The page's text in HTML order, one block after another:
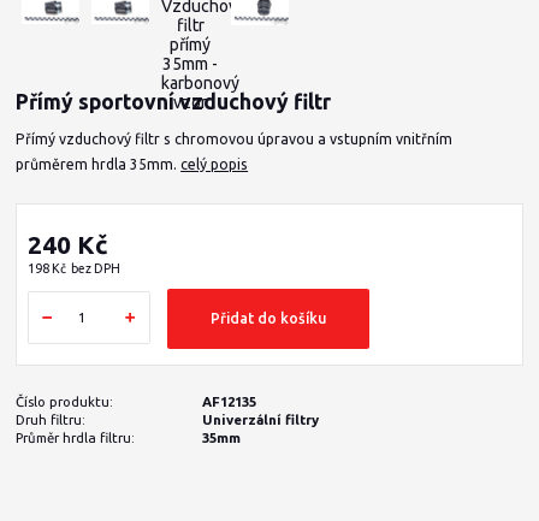
Přímý sportovní vzduchový filtr
Přímý vzduchový filtr s chromovou úpravou a vstupním vnitřním
průměrem hrdla 35mm.celý popis
240 Kč
198 Kč bez DPH
Přidat do košíku
Číslo produktu:
AF12135
Druh filtru:
Univerzální filtry
Průměr hrdla filtru:
35mm